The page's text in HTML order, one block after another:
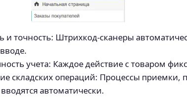
и точность: Штрихкод-сканеры
учета: Каждое действие с товаром
складских операций: Процессы приемки,
автоматически.